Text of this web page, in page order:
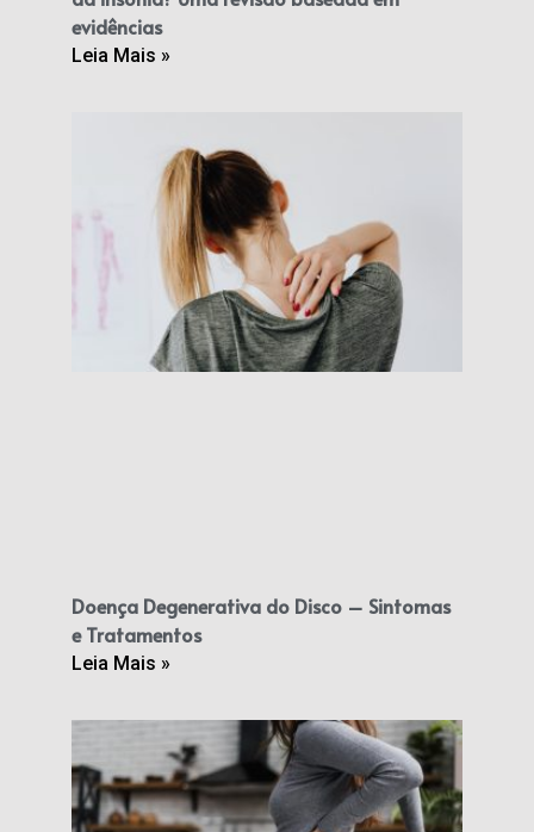
evidências
Leia Mais »
Doença Degenerativa do Disco – Sintomas
e Tratamentos
Leia Mais »